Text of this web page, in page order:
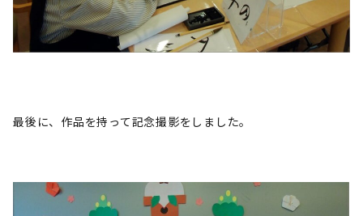
最後に、作品を持って記念撮影をしました。